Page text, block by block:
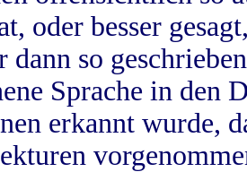
oder besser
dann so
Sprache in
erkannt wurde,